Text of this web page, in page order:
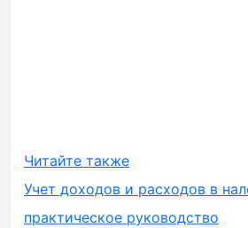
Читайте также
Учет доходов и расходов в
практическое руководство